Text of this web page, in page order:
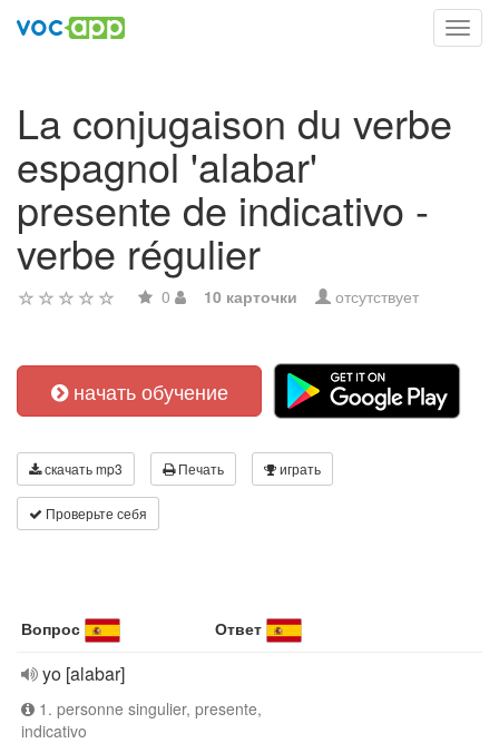
La conjugaison du verbe
espagnol 'alabar'
presente de indicativo -
verbe régulier
0 10 карточки отсутствует
начать обучение
скачать mp3 Печать играть
Проверьте себя
Вопрос Ответ
yo [alabar]
1. personne singulier, presente,
indicativo